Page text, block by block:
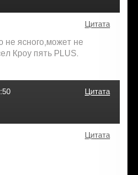
Цитата
не ясного,может не
Кроу пять PLUS.
Цитата
Цитата